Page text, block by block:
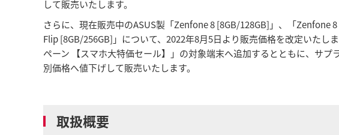
して販売いたします。
さらに、現在販売中のASUS製「Zenfone 8 [8GB/128GB]」、「Zenfone
Flip [8GB/256GB]」について、2022年8月5日より販売価格を改定いたし
ペーン 【スマホ大特価セール】」の対象端末へ追加するとともに、サ
別価格へ値下げして販売いたします。
取扱概要